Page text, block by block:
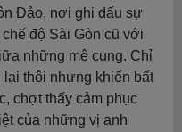
Đảo, nơi ghi dấu sự
độ Sài Gòn cũ với
những mê cung. Chỉ
thôi nhưng khiến bất
chợt thấy cảm phục
của những vị anh